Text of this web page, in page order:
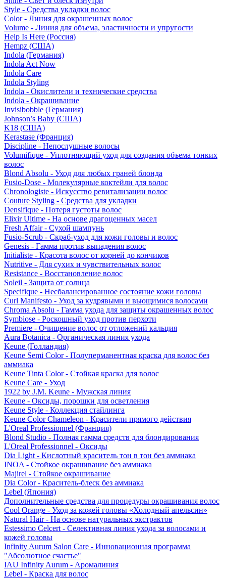
Style - Средства укладки волос
Color - Линия для окрашенных волос
Volume - Линия для объема, эластичности и упругости
Help Is Here (Россия)
Hempz (США)
Indola (Германия)
Indola Act Now
Indola Care
Indola Styling
Indola - Окислители и технические средства
Indola - Окрашивание
Invisibobble (Германия)
Johnson’s Baby (США)
K18 (США)
Kerastase (Франция)
Discipline - Непослушные волосы
Volumifique - Уплотняющий уход для создания объема тонких
волос
Blond Absolu - Уход для любых граней блонда
Fusio-Dose - Молекулярные коктейли для волос
Chronologiste - Искусство ревитализации волос
Couture Styling - Средства для укладки
Densifique - Потеря густоты волос
Elixir Ultime - На основе драгоценных масел
Fresh Affair - Сухой шампунь
Fusio-Scrub - Скраб-уход для кожи головы и волос
Genesis - Гамма против выпадения волос
Initialiste - Красота волос от корней до кончиков
Nutritive - Для сухих и чувствительных волос
Resistance - Восстановление волос
Soleil - Защита от солнца
Specifique - Несбалансированное состояние кожи головы
Curl Manifesto - Уход за кудрявыми и вьющимися волосами
Chroma Absolu - Гамма ухода для защиты окрашенных волос
Symbiose - Роскошный уход против перхоти
Premiere - Очищение волос от отложений кальция
Aura Botanica - Органическая линия ухода
Keune (Голландия)
Keune Semi Color - Полуперманентная краска для волос без
аммиака
Keune Tinta Color - Стойкая краска для волос
Keune Care - Уход
1922 by J.M. Keune - Мужская линия
Keune - Оксиды, порошки для осветления
Keune Style - Коллекция стайлинга
Keune Color Chameleon - Красители прямого действия
L'Oreal Professionnel (Франция)
Blond Studio - Полная гамма средств для блондирования
L'Oreal Professionnel - Оксиды
Dia Light - Кислотный краситель тон в тон без аммиака
INOA - Стойкое окрашивание без аммиака
Majirel - Стойкое окрашивание
Dia Color - Краситель-блеск без аммиака
Lebel (Япония)
Дополнительные средства для процедуры окрашивания волос
Cool Orange - Уход за кожей головы «Холодный апельсин»
Natural Hair - На основе натуральных экстрактов
Estessimo Celcert - Селективная линия ухода за волосами и
кожей головы
Infinity Aurum Salon Care - Инновационная программа
"Абсолютное счастье"
IAU Infinity Aurum - Аромалиния
Lebel - Краска для волос